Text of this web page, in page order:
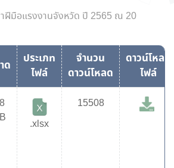
ฝีมือแรงงานจังหวัด ปี 2565 ณ 20
ด
ประเภท
ไฟล์
จำนวน
ดาวน์โหลด
ดาวน์โหลด
ไฟล์
.xlsx
15508